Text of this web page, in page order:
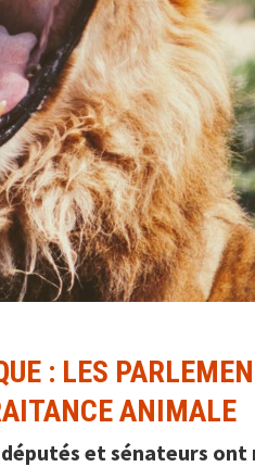
: LES
ANIMALE
et sénateurs ont